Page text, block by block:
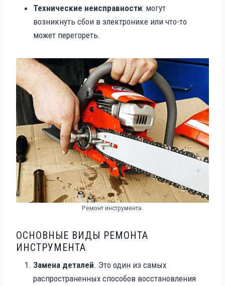
Технические неисправности: могут
возникнуть сбои в электронике или что-то
может перегореть.
Ремонт инструмента.
ОСНОВНЫЕ ВИДЫ РЕМОНТА
ИНСТРУМЕНТА
Замена деталей. Это один из самых
распространенных способов восстановления